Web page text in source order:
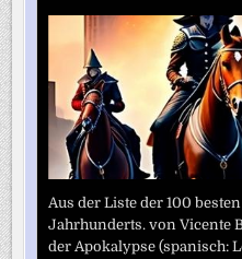
Aus der Liste der 100
Jahrhunderts. von Vicente
der Apokalypse (spanisch: